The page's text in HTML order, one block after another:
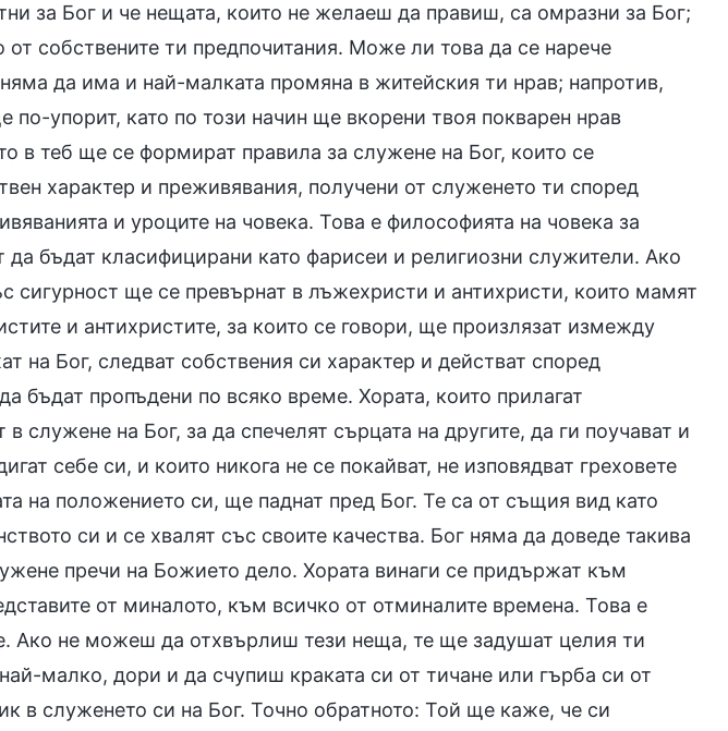
за Бог и че нещата, които не желаеш да правиш, са омразни за Бог;
от собствените ти предпочитания. Може ли това да се нарече
да има и най-малката промяна в житейския ти нрав; напротив,
упорит, като по този начин ще вкорени твоя покварен нрав
в теб ще се формират правила за служене на Бог, които се
характер и преживявания, получени от служенето ти според
и уроците на човека. Това е философията на човека за
да бъдат класифицирани като фарисеи и религиозни служители. Ако
сигурност ще се превърнат в лъжехристи и антихристи, които мамят
и антихристите, за които се говори, ще произлязат измежду
на Бог, следват собствения си характер и действат според
бъдат пропъдени по всяко време. Хората, които прилагат
служене на Бог, за да спечелят сърцата на другите, да ги поучават и
себе си, и които никога не се покайват, не изповядват греховете
на положението си, ще паднат пред Бог. Те са от същия вид като
си и се хвалят със своите качества. Бог няма да доведе такива
пречи на Божието дело. Хората винаги се придържат към
от миналото, към всичко от отминалите времена. Това е
Ако не можеш да отхвърлиш тези неща, те ще задушат целия ти
малко, дори и да счупиш краката си от тичане или гърба си от
в служенето си на Бог. Точно обратното: Той ще каже, че си